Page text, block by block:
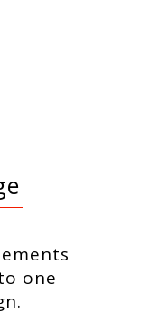
one